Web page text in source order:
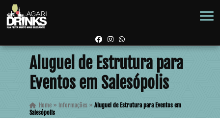
Aluguel de Estrutura para
Eventos em Salesópolis
Home» Informações » Aluguel de Estrutura para Eventos em
Salesópolis